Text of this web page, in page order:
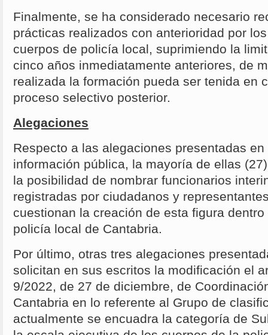
Finalmente, se ha considerado necesario
prácticas realizados con anterioridad por
cuerpos de policía local, suprimiendo la
cinco años inmediatamente anteriores, de
realizada la formación pueda ser tenida en
proceso selectivo posterior.
Alegaciones
Respecto a las alegaciones presentadas
información pública, la mayoría de ellas
la posibilidad de nombrar funcionarios
registradas por ciudadanos y
cuestionan la creación de esta figura
policía local de Cantabria.
Por último, otras tres alegaciones
solicitan en sus escritos la modificación el
9/2022, de 27 de diciembre, de
Cantabria en lo referente al Grupo de
actualmente se encuadra la categoría de